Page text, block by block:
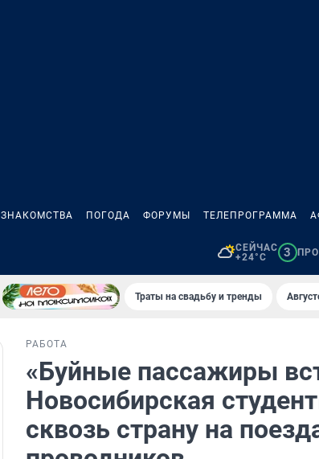
ЗНАКОМСТВА ПОГОДА ФОРУМЫ ТЕЛЕПРОГРАММА
СЕЙЧАС
+24°C
3
Траты на свадьбу и тренды
РАБОТА
«Буйные пассажиры
Новосибирская
сквозь страну на